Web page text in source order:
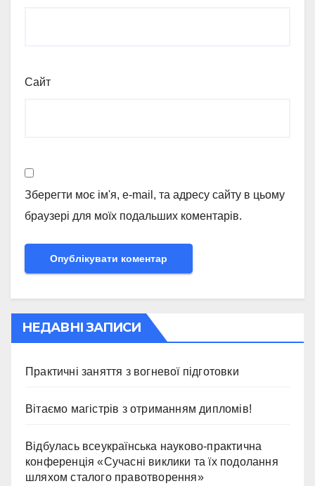
Сайт
Зберегти моє ім'я, e-mail, та адресу сайту в цьому
браузері для моїх подальших коментарів.
НЕДАВНІ ЗАПИСИ
Практичні заняття з вогневої підготовки
Вітаємо магістрів з отриманням дипломів!
Відбулась всеукраїнська науково-практична
конференція «Сучасні виклики та їх подолання
шляхом сталого правотворення»